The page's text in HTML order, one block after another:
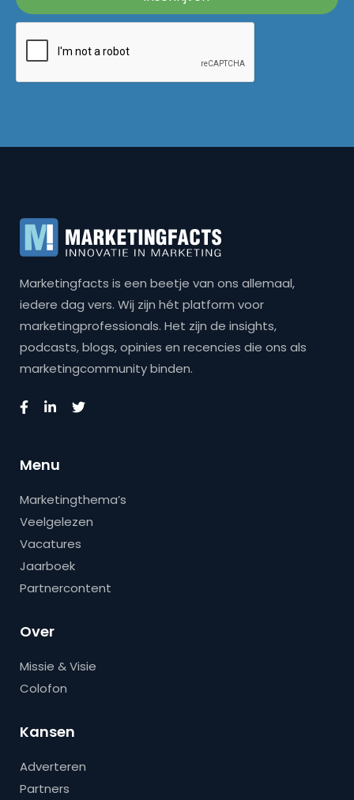
Marketingfacts is een beetje van ons allemaal,
iedere dag vers. Wij zijn hét platform voor
marketingprofessionals. Het zijn de insights,
podcasts, blogs, opinies en recencies die ons als
marketingcommunity binden.
Menu
Marketingthema’s
Veelgelezen
Vacatures
Jaarboek
Partnercontent
Over
Missie & Visie
Colofon
Kansen
Adverteren
Partners